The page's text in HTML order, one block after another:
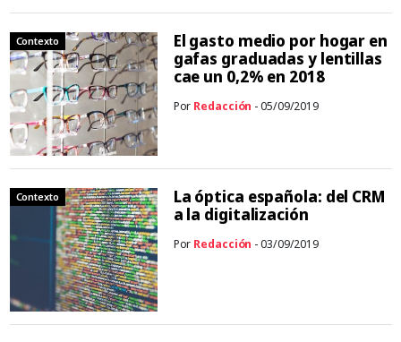
Contexto
El gasto medio por hogar en
gafas graduadas y lentillas
cae un 0,2% en 2018
Por Redacción - 05/09/2019
Contexto
La óptica española: del CRM
a la digitalización
Por Redacción - 03/09/2019